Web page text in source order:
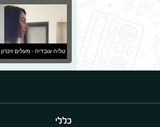
טליה עובדיה - מעלים זיכרון
כללי